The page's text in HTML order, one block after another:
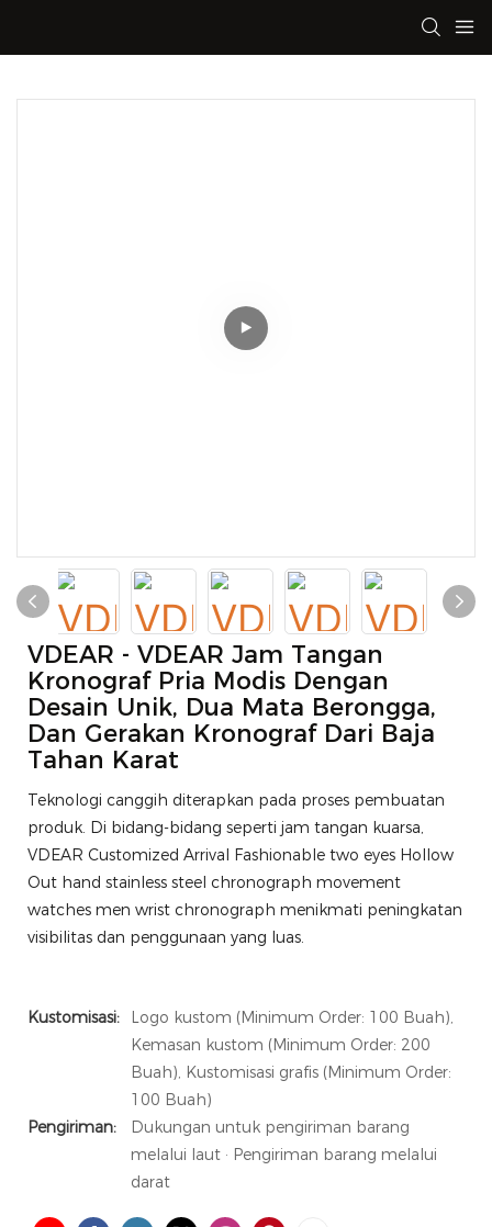
VDEAR - VDEAR Jam Tangan
Kronograf Pria Modis Dengan
Desain Unik, Dua Mata Berongga,
Dan Gerakan Kronograf Dari Baja
Tahan Karat
Teknologi canggih diterapkan pada proses pembuatan
produk. Di bidang-bidang seperti jam tangan kuarsa,
VDEAR Customized Arrival Fashionable two eyes Hollow
Out hand stainless steel chronograph movement
watches men wrist chronograph menikmati peningkatan
visibilitas dan penggunaan yang luas.
Kustomisasi:
Logo kustom (Minimum Order: 100 Buah),
Kemasan kustom (Minimum Order: 200
Buah), Kustomisasi grafis (Minimum Order:
100 Buah)
Pengiriman:
Dukungan untuk pengiriman barang
melalui laut · Pengiriman barang melalui
darat